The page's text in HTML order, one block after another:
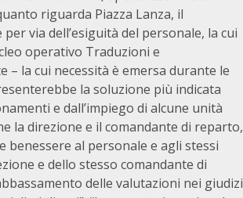
riguarda Piazza Lanza, il
via dell’esiguità del personale, la cui
operativo Traduzioni e
la cui necessità è emersa durante le
la soluzione più indicata
e dall’impiego di alcune unità
la direzione e il comandante di reparto,
al personale e agli stessi
e dello stesso comandante di
delle valutazioni nei giudizi